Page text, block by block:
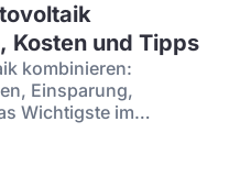
Kosten und Tipps
kombinieren:
Einsparung,
Wichtigste im